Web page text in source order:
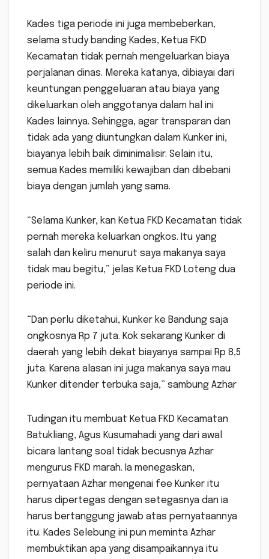
Kades tiga periode ini juga membeberkan,
selama study banding Kades, Ketua FKD
Kecamatan tidak pernah mengeluarkan biaya
perjalanan dinas. Mereka katanya, dibiayai dari
keuntungan penggeluaran atau biaya yang
dikeluarkan oleh anggotanya dalam hal ini
Kades lainnya. Sehingga, agar transparan dan
tidak ada yang diuntungkan dalam Kunker ini,
biayanya lebih baik diminimalisir. Selain itu,
semua Kades memiliki kewajiban dan dibebani
biaya dengan jumlah yang sama.
“Selama Kunker, kan Ketua FKD Kecamatan tidak
pernah mereka keluarkan ongkos. Itu yang
salah dan keliru menurut saya makanya saya
tidak mau begitu,” jelas Ketua FKD Loteng dua
periode ini.
“Dan perlu diketahui, Kunker ke Bandung saja
ongkosnya Rp 7 juta. Kok sekarang Kunker di
daerah yang lebih dekat biayanya sampai Rp 8,5
juta. Karena alasan ini juga makanya saya mau
Kunker ditender terbuka saja,” sambung Azhar
Tudingan itu membuat Ketua FKD Kecamatan
Batukliang, Agus Kusumahadi yang dari awal
bicara lantang soal tidak becusnya Azhar
mengurus FKD marah. Ia menegaskan,
pernyataan Azhar mengenai fee Kunker itu
harus dipertegas dengan setegasnya dan ia
harus bertanggung jawab atas pernyataannya
itu. Kades Selebung ini pun meminta Azhar
membuktikan apa yang disampaikannya itu